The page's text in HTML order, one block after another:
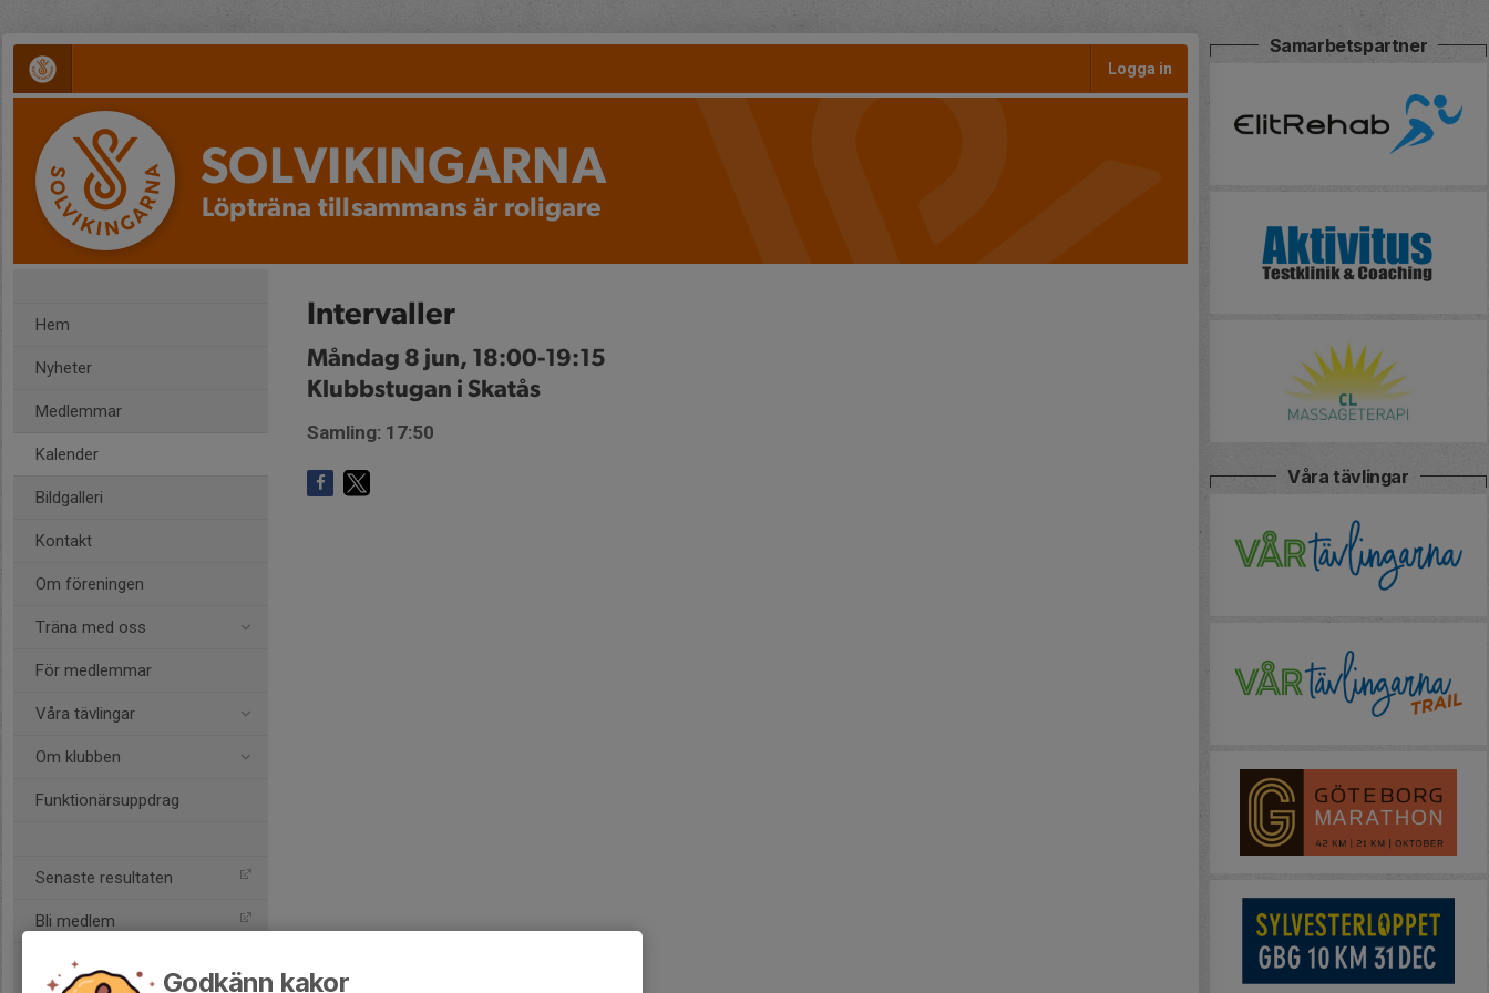
Logga in
SOLVIKINGARNA
Löpträna tillsammans är roligare
Hem
Nyheter
Medlemmar
Kalender
Bildgalleri
Kontakt
Om föreningen
Träna med oss
För medlemmar
Våra tävlingar
Om klubben
Funktionärsuppdrag
Senaste resultaten
Bli medlem
Intervaller
Måndag 8 jun, 18:00-19:15
Klubbstugan i Skatås
Samling: 17:50
Samarbetspartner
Våra tävlingar
Godkänn kakor